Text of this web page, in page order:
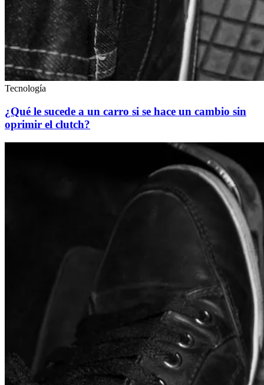
Tecnología
¿Qué le sucede a un carro si se hace un cambio sin
oprimir el clutch?